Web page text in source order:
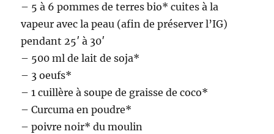
– 5 à 6 pommes de terres bio* cuites à la
vapeur avec la peau (afin de préserver l’IG)
pendant 25′ à 30′
– 500 ml de lait de soja*
– 3 oeufs*
– 1 cuillère à soupe de graisse de coco*
– Curcuma en poudre*
– poivre noir* du moulin